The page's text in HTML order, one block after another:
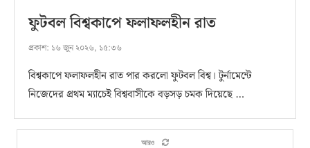
ফুটবল বিশ্বকাপে ফলাফলহীন রাত
প্রকাশ: ১৬ জুন ২০২৬, ১৫:৩৬
বিশ্বকাপে ফলাফলহীন রাত পার করলো ফুটবল বিশ্ব। টুর্নামেন্টে
নিজেদের প্রথম ম্যাচেই বিশ্ববাসীকে বড়সড় চমক দিয়েছে …
আরও